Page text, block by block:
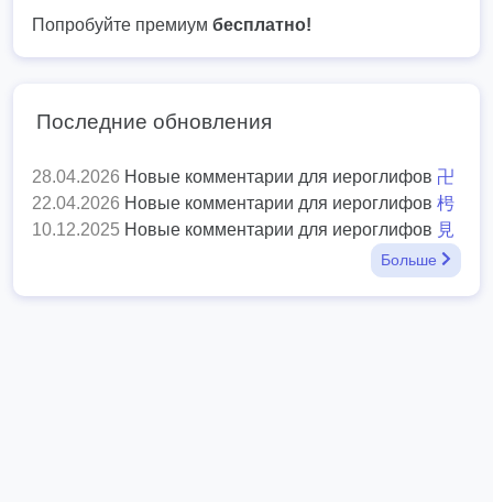
Попробуйте премиум бесплатно!
Последние обновления
28.04.2026 Новые комментарии для иероглифов 卍
22.04.2026 Новые комментарии для иероглифов 枵
10.12.2025 Новые комментарии для иероглифов 見
Больше